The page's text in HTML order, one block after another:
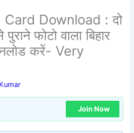
Download : दो
फोटो वाला बिहार
करें- Very
Join Now